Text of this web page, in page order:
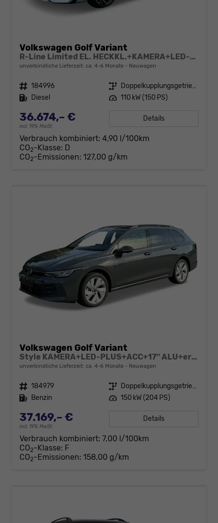
Volkswagen Golf Variant
R-Line Limited EL. HECKKL.+KAMERA+LED-PLUS+ACC+18" ALU
unverbindliche Lieferzeit: ca. 4-6 Monate Neuwagen
Fahrzeugnr. 184996 Getriebe
Doppelkupplungsgetriebe (DSG)
Kraftstoff Diesel Leistung 110 kW (150 PS)
36.674,– €
incl. 19% MwSt.
Details
Verbrauch kombiniert: 4,90 l/100km
CO2-Klasse: D
CO2-Emissionen: 127,00 g/km
Volkswagen Golf Variant
Style KAMERA+LED-PLUS+ACC+17'' ALU+ergoActive
unverbindliche Lieferzeit: ca. 4-6 Monate Neuwagen
Fahrzeugnr. 184979 Getriebe
Doppelkupplungsgetriebe (DSG)
Kraftstoff Benzin Leistung 150 kW (204 PS)
37.169,– €
incl. 19% MwSt.
Details
Verbrauch kombiniert: 7,00 l/100km
CO2-Klasse: F
CO2-Emissionen: 158,00 g/km